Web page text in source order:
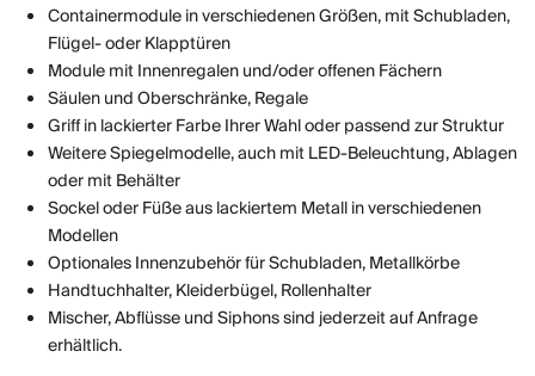
Containermodule in verschiedenen Größen, mit Schubladen,
Flügel- oder Klapptüren
Module mit Innenregalen und/oder offenen Fächern
Säulen und Oberschränke, Regale
Griff in lackierter Farbe Ihrer Wahl oder passend zur Struktur
Weitere Spiegelmodelle, auch mit LED-Beleuchtung, Ablagen
oder mit Behälter
Sockel oder Füße aus lackiertem Metall in verschiedenen
Modellen
Optionales Innenzubehör für Schubladen, Metallkörbe
Handtuchhalter, Kleiderbügel, Rollenhalter
Mischer, Abflüsse und Siphons sind jederzeit auf Anfrage
erhältlich.